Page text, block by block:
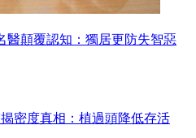
醫顛覆認知：獨居更防失智惡
密度真相：植過頭降低存活